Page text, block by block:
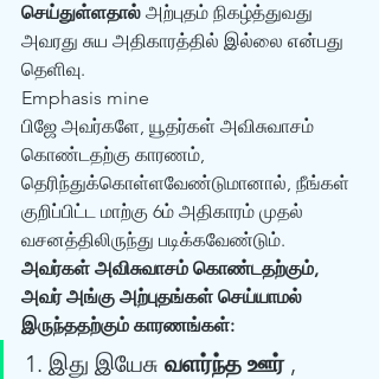
செய்துள்ளதால் அற்புதம் நிகழ்த்துவது
அவரது சுய அதிகாரத்தில் இல்லை என்பது
தெளிவு.
Emphasis mine
பிஜே அவர்களே, யூதர்கள் அவிசுவாசம்
கொண்டதற்கு காரணம்,
தெரிந்துக்கொள்ளவேண்டுமானால், நீங்கள்
குறிப்பிட்ட மாற்கு 6ம் அதிகாரம் முதல்
வசனத்திலிருந்து படிக்கவேண்டும்.
அவர்கள் அவிசுவாசம் கொண்டதற்கும்,
அவர் அங்கு அற்புதங்கள் செய்யாமல்
இருந்ததற்கும் காரணங்கள்:
1. இது இயேசு வளர்ந்த ஊர் ,